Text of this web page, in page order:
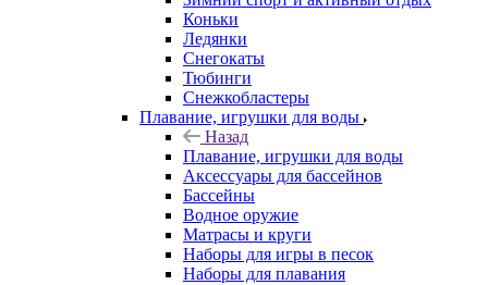
Коньки
Ледянки
Снегокаты
Тюбинги
Снежкобластеры
Плавание, игрушки для воды
Назад
Плавание, игрушки для воды
Аксессуары для бассейнов
Бассейны
Водное оружие
Матрасы и круги
Наборы для игры в песок
Наборы для плавания